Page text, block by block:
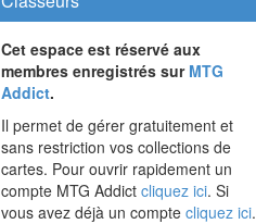
Cet espace est réservé aux
membres enregistrés sur MTG
Addict.
Il permet de gérer gratuitement et
sans restriction vos collections de
cartes. Pour ouvrir rapidement un
compte MTG Addict cliquez ici. Si
vous avez déjà un compte cliquez ici.